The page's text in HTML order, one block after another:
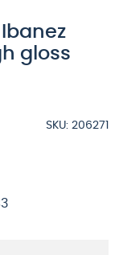
gloss
SKU: 206271